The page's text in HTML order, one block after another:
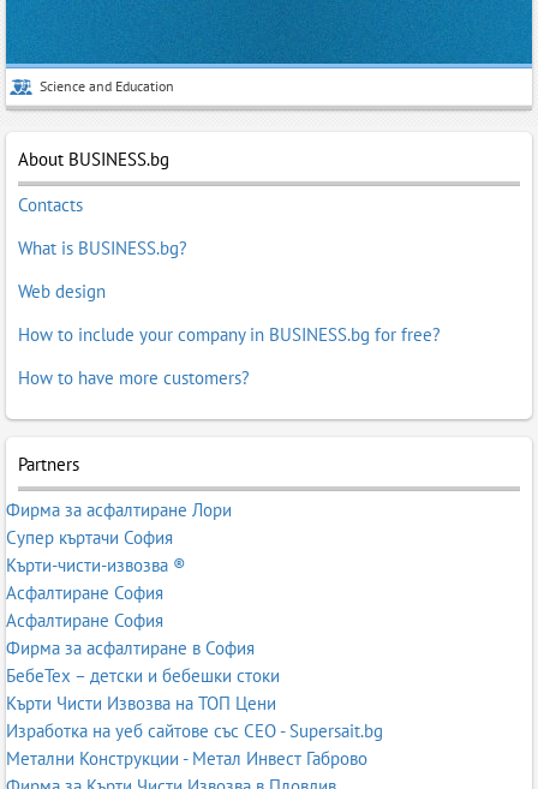
Science and Education
About BUSINESS.bg
Contacts
What is BUSINESS.bg?
Web design
How to include your company in BUSINESS.bg for free?
How to have more customers?
Partners
Фирма за асфалтиране Лори
Супер къртачи София
Кърти-чисти-извозва ®
Асфалтиране София
Асфалтиране София
Фирма за асфалтиране в София
БебеТех – детски и бебешки стоки
Кърти Чисти Извозва на ТОП Цени
Изработка на уеб сайтове със СЕО - Supersait.bg
Метални Конструкции - Метал Инвест Габрово